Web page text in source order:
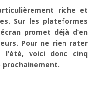
riche et
Sur les plateformes
promet déjà d’en
Pour ne rien rater
l’été, voici donc cinq